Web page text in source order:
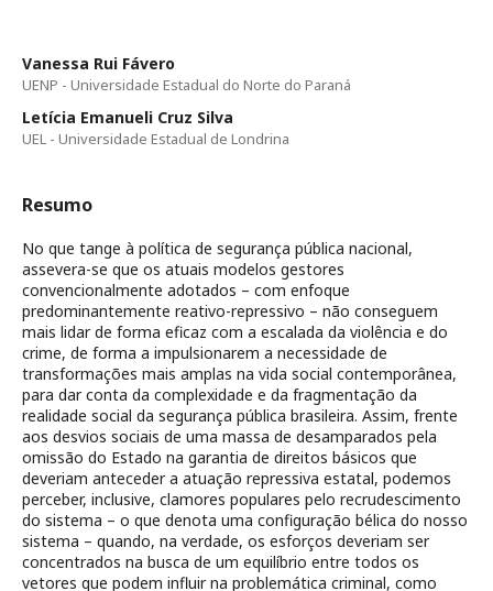
Vanessa Rui Fávero
UENP - Universidade Estadual do Norte do Paraná
Letícia Emanueli Cruz Silva
UEL - Universidade Estadual de Londrina
Resumo
No que tange à política de segurança pública nacional,
assevera-se que os atuais modelos gestores
convencionalmente adotados – com enfoque
predominantemente reativo-repressivo – não conseguem
mais lidar de forma eficaz com a escalada da violência e do
crime, de forma a impulsionarem a necessidade de
transformações mais amplas na vida social contemporânea,
para dar conta da complexidade e da fragmentação da
realidade social da segurança pública brasileira. Assim, frente
aos desvios sociais de uma massa de desamparados pela
omissão do Estado na garantia de direitos básicos que
deveriam anteceder a atuação repressiva estatal, podemos
perceber, inclusive, clamores populares pelo recrudescimento
do sistema – o que denota uma configuração bélica do nosso
sistema – quando, na verdade, os esforços deveriam ser
concentrados na busca de um equilíbrio entre todos os
vetores que podem influir na problemática criminal, como